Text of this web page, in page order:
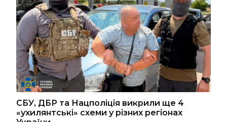
СБУ, ДБР та Нацполіція викрили ще 4
«ухилянтські» схеми у різних регіонах